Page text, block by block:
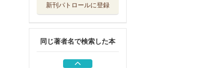
新刊パトロールに登録
同じ著者名で検索した本
てんぷる Ｎｏ
講談社
ぐらんぶる ２４
講談社